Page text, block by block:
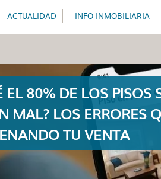
ACTUALIDAD INFO INMOBILIARIA
EL 80% DE LOS PISOS
MAL? LOS ERRORES
TU VENTA